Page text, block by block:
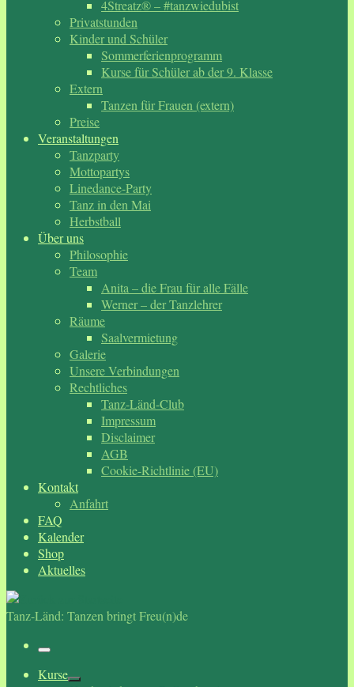
4Streatz® – #tanzwiedubist
Privatstunden
Kinder und Schüler
Sommerferienprogramm
Kurse für Schüler ab der 9. Klasse
Extern
Tanzen für Frauen (extern)
Preise
Veranstaltungen
Tanzparty
Mottopartys
Linedance-Party
Tanz in den Mai
Herbstball
Über uns
Philosophie
Team
Anita – die Frau für alle Fälle
Werner – der Tanzlehrer
Räume
Saalvermietung
Galerie
Unsere Verbindungen
Rechtliches
Tanz-Länd-Club
Impressum
Disclaimer
AGB
Cookie-Richtlinie (EU)
Kontakt
Anfahrt
FAQ
Kalender
Shop
Aktuelles
Tanz-Länd: Tanzen bringt Freu(n)de
Menü
Kurse